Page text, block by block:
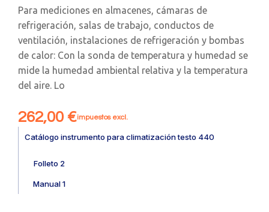
Para mediciones en almacenes, cámaras de
refrigeración, salas de trabajo, conductos de
ventilación, instalaciones de refrigeración y bombas
de calor: Con la sonda de temperatura y humedad se
mide la humedad ambiental relativa y la temperatura
del aire. Lo
262,00 €impuestos excl.
Catálogo instrumento para climatización testo 440
Folleto 2
Manual 1